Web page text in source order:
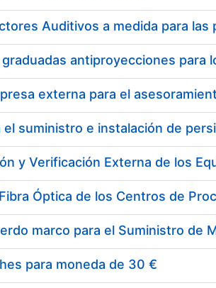
el suministro e instalación de
para moneda de 30 €